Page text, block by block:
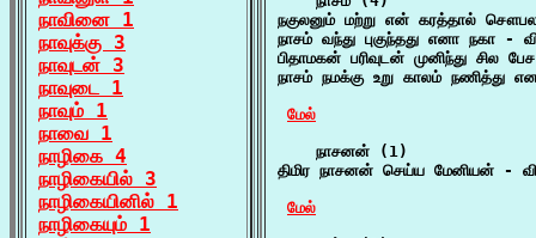
நாவினை 1
நாவுக்கு 3
நாவுடன் 3
நாவுடை 1
நாவும் 1
நாவை 1
நாழிகை 4
நாழிகையில் 3
நாழிகையினில் 1
நாழிகையும் 1
நகுலனும் மற்று என் கரத்தால்
நாசம் வந்து புகுந்தது எனா நகா -
பிதாமகன் பரிவுடன் முனிந்து சில
நாசம் நமக்கு உறு காலம் நணித்து
மேல்
    நாசனன் (1)
திமிர நாசனன் செய்ய மேனியன் -
மேல்